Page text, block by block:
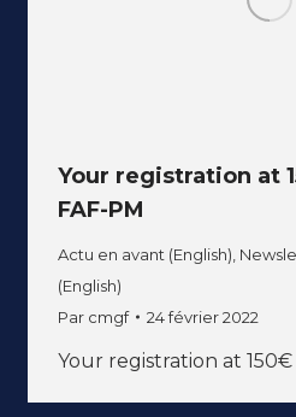
Your registration at
FAF-PM
Actu en avant (English),
(English)
Par cmgf 24 février 2022
Your registration at